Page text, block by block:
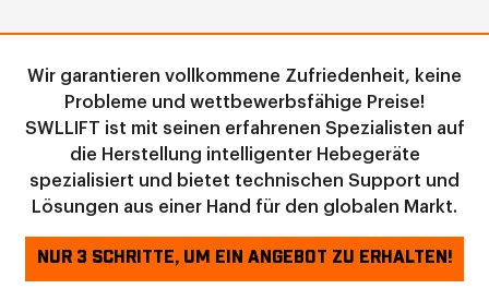
Wir garantieren vollkommene Zufriedenheit, keine
Probleme und wettbewerbsfähige Preise!
SWLLIFT ist mit seinen erfahrenen Spezialisten auf
die Herstellung intelligenter Hebegeräte
spezialisiert und bietet technischen Support und
Lösungen aus einer Hand für den globalen Markt.
NUR 3 SCHRITTE, UM EIN ANGEBOT ZU ERHALTEN!